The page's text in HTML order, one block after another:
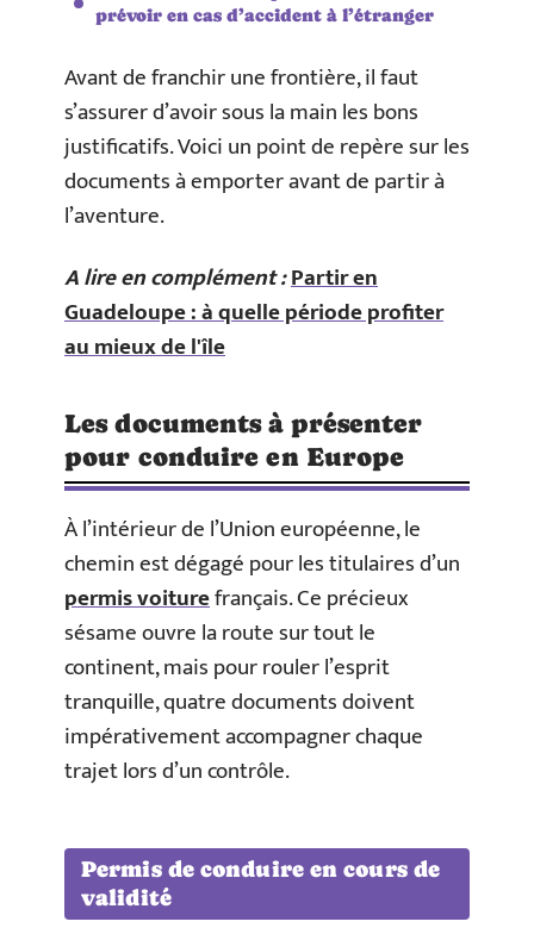
prévoir en cas d’accident à l’étranger
Avant de franchir une frontière, il faut
s’assurer d’avoir sous la main les bons
justificatifs. Voici un point de repère sur les
documents à emporter avant de partir à
l’aventure.
A lire en complément :Partir en
Guadeloupe : à quelle période profiter
au mieux de l'île
Les documents à présenter
pour conduire en Europe
À l’intérieur de l’Union européenne, le
chemin est dégagé pour les titulaires d’un
permis voiturefrançais. Ce précieux
sésame ouvre la route sur tout le
continent, mais pour rouler l’esprit
tranquille, quatre documents doivent
impérativement accompagner chaque
trajet lors d’un contrôle.
Permis de conduire en cours de
validité